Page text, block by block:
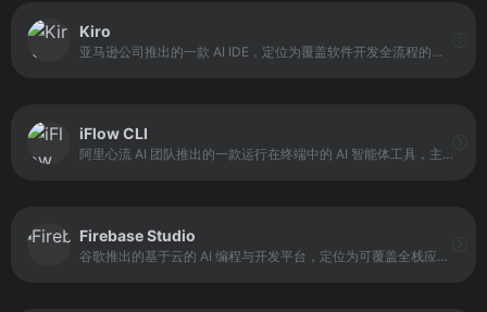
Kiro
亚马逊公司推出的一款 AI IDE，定位为覆盖软件开发全流程的智能开发环境。它通过引入 Specs（规格说明）和 Hooks（自动化触发器）两种核心模式，将需求分析、设计规划与代码实现紧密连接。
iFlow CLI
阿里心流 AI 团队推出的一款运行在终端中的 AI 智能体工具，主打 自然语言 + Agent 能力。用户无需记忆复杂命令，只要用日常语言描述目标，iFlow CLI 就能自动理解意图、规划步骤并执行任务。
Firebase Studio
谷歌推出的基于云的 AI 编程与开发平台，定位为可覆盖全栈应用生命周期的一体化工作区。它整合了 Project IDX 的云端开发能力，以及 Gemini in Firebase 中的专用 AI Agent，为开发者提供从原型设计到生产交付的完整支持。